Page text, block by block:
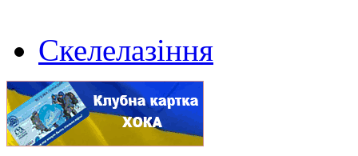
Скелелазіння